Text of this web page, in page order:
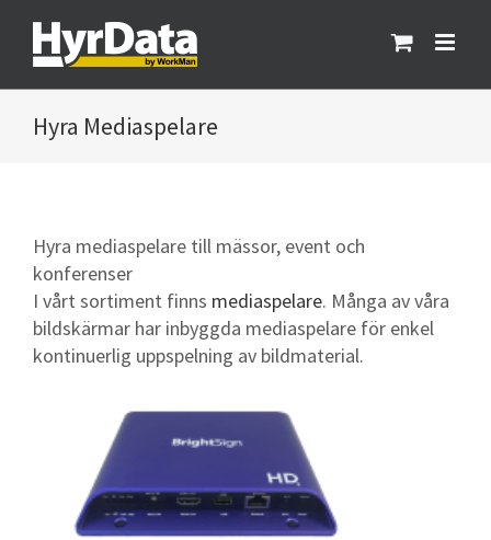
innehållet
Mediaspelare
Hyra mediaspelare till mässor, event och
konferenser
I vårt sortiment finns mediaspelare. Många av våra
bildskärmar har inbyggda mediaspelare för enkel
kontinuerlig uppspelning av bildmaterial.